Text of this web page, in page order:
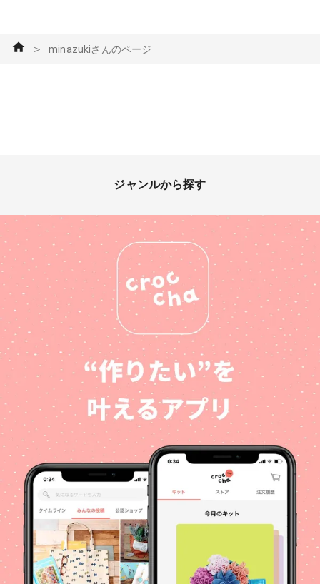
＞ minazukiさんのページ
ジャンルから探す